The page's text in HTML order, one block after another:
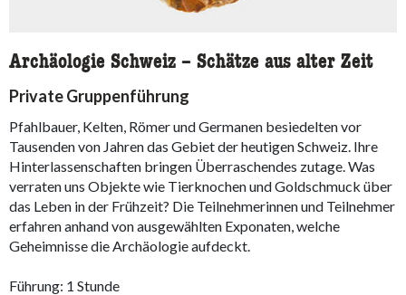
Archäologie Schweiz – Schätze aus alter Zeit
Private Gruppenführung
Pfahlbauer, Kelten, Römer und Germanen besiedelten vor
Tausenden von Jahren das Gebiet der heutigen Schweiz. Ihre
Hinterlassenschaften bringen Überraschendes zutage. Was
verraten uns Objekte wie Tierknochen und Goldschmuck über
das Leben in der Frühzeit? Die Teilnehmerinnen und Teilnehmer
erfahren anhand von ausgewählten Exponaten, welche
Geheimnisse die Archäologie aufdeckt.
Führung: 1 Stunde